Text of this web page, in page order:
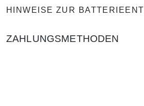
HINWEISE ZUR
ZAHLUNGSMETHODEN